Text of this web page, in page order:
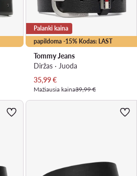
papildoma -15% Kodas: LAST
Palanki kaina
Tommy Jeans
Diržas · Juoda
Dabartinė kaina
35,99€
Mažiausia kaina39,99 €